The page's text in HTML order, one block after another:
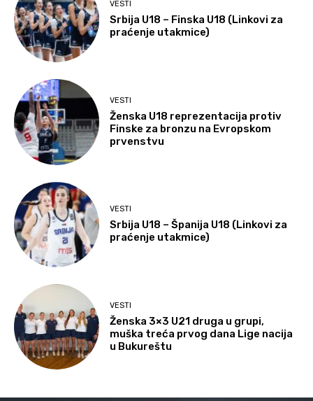
VESTI
Srbija U18 – Finska U18 (Linkovi za
praćenje utakmice)
VESTI
Ženska U18 reprezentacija protiv
Finske za bronzu na Evropskom
prvenstvu
VESTI
Srbija U18 – Španija U18 (Linkovi za
praćenje utakmice)
VESTI
Ženska 3×3 U21 druga u grupi,
muška treća prvog dana Lige nacija
u Bukureštu